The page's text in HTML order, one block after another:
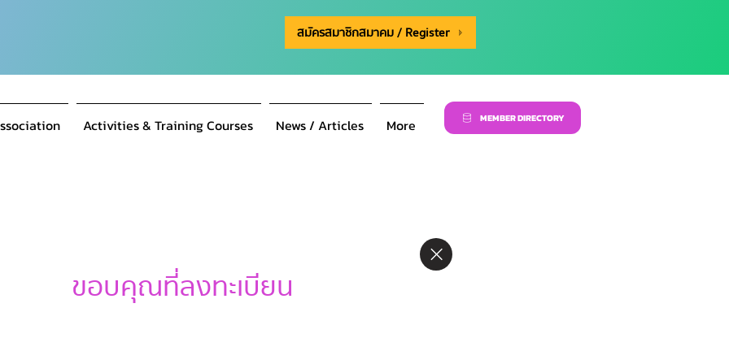
สมัครสมาชิกสมาคม / Register
Activities & Training Courses News / Articles More MEMBER DIRECTORY
ขอบคุณที่ลงทะเบียน